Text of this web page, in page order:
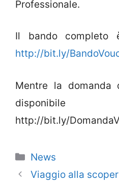
Professionale.
Il bando completo
http://bit.ly/
Mentre la domanda
http://bit.ly/
Categorie
News
Viaggio alla